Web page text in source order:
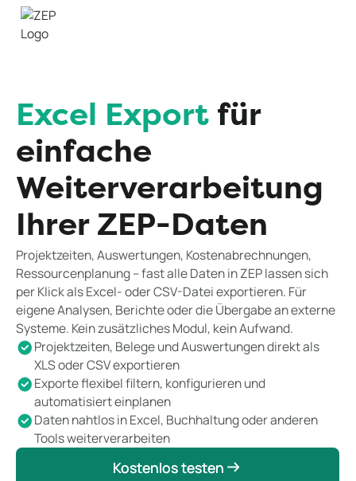
Excel Exportfür
einfache
Weiterverarbeitung
Ihrer ZEP-Daten
Projektzeiten, Auswertungen, Kostenabrechnungen,
Ressourcenplanung – fast alle Daten in ZEP lassen sich
per Klick als Excel- oder CSV-Datei exportieren. Für
eigene Analysen, Berichte oder die Übergabe an externe
Systeme. Kein zusätzliches Modul, kein Aufwand.
Projektzeiten, Belege und Auswertungen direkt als
XLS oder CSV exportieren
Exporte flexibel filtern, konfigurieren und
automatisiert einplanen
Daten nahtlos in Excel, Buchhaltung oder anderen
Tools weiterverarbeiten
Kostenlos testen
Kostenlos testen